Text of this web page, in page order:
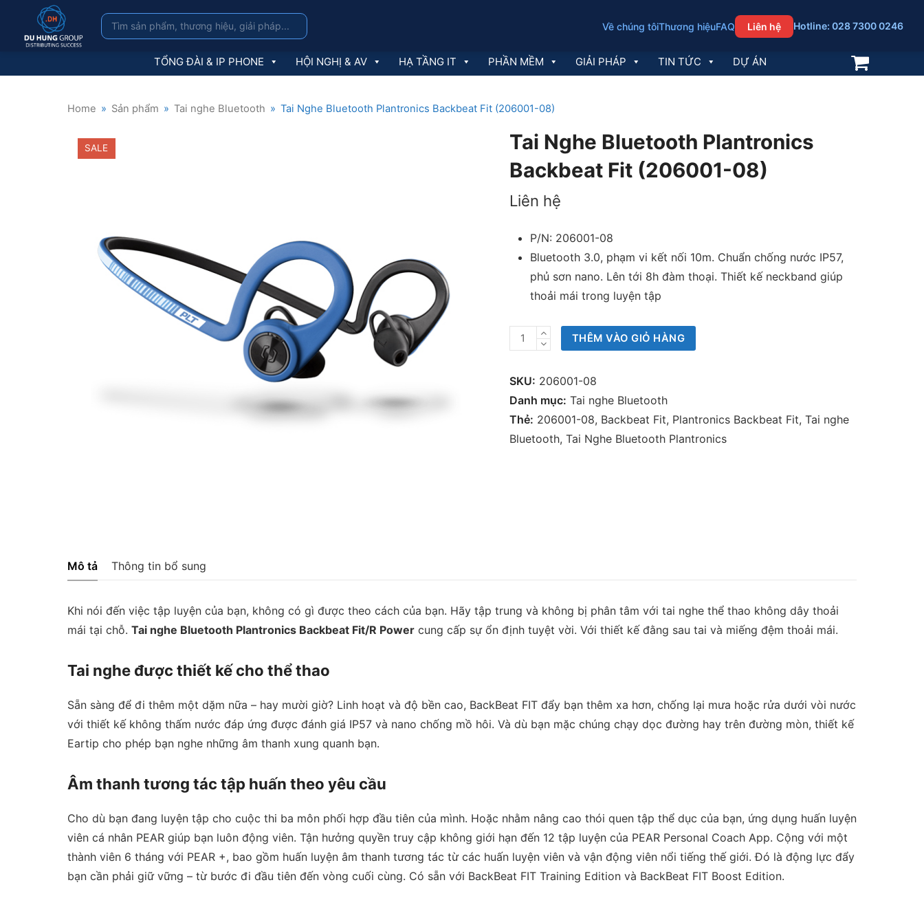
Về chúng tôiThương hiệuFAQ Liên hệ Hotline: 028 7300 0246
TỔNG ĐÀI & IP PHONE HỘI NGHỊ & AV HẠ TẦNG IT PHẦN MỀM GIẢI PHÁP TIN TỨC DỰ ÁN
Home » Sản phẩm » Tai nghe Bluetooth » Tai Nghe Bluetooth Plantronics Backbeat Fit (206001-08)
SALE
Tai Nghe Bluetooth Plantronics
Backbeat Fit (206001-08)
Liên hệ
P/N: 206001-08
Bluetooth 3.0, phạm vi kết nối 10m. Chuẩn chống nước IP57,
phủ sơn nano. Lên tới 8h đàm thoại. Thiết kế neckband giúp
thoải mái trong luyện tập
Tai
Nghe
Bluetooth
Plantronics
Backbeat
Fit
THÊM VÀO GIỎ HÀNG
SKU: 206001-08
Danh mục: Tai nghe Bluetooth
Thẻ: 206001-08, Backbeat Fit, Plantronics Backbeat Fit, Tai nghe
Bluetooth, Tai Nghe Bluetooth Plantronics
Mô tả Thông tin bổ sung
Khi nói đến việc tập luyện của bạn, không có gì được theo cách của bạn. Hãy tập trung và không bị phân tâm với tai nghe thể thao không dây thoải
mái tại chỗ. Tai nghe Bluetooth Plantronics Backbeat Fit/R Power cung cấp sự ổn định tuyệt vời. Với thiết kế đằng sau tai và miếng đệm thoải mái.
Tai nghe được thiết kế cho thể thao
Sẵn sàng để đi thêm một dặm nữa – hay mười giờ? Linh hoạt và độ bền cao, BackBeat FIT đẩy bạn thêm xa hơn, chống lại mưa hoặc rửa dưới vòi nước
với thiết kế không thấm nước đáp ứng được đánh giá IP57 và nano chống mồ hôi. Và dù bạn mặc chúng chạy dọc đường hay trên đường mòn, thiết kế
Eartip cho phép bạn nghe những âm thanh xung quanh bạn.
Âm thanh tương tác tập huấn theo yêu cầu
Cho dù bạn đang luyện tập cho cuộc thi ba môn phối hợp đầu tiên của mình. Hoặc nhằm nâng cao thói quen tập thể dục của bạn, ứng dụng huấn luyện
viên cá nhân PEAR giúp bạn luôn động viên. Tận hưởng quyền truy cập không giới hạn đến 12 tập luyện của PEAR Personal Coach App. Cộng với một
thành viên 6 tháng với PEAR +, bao gồm huấn luyện âm thanh tương tác từ các huấn luyện viên và vận động viên nổi tiếng thế giới. Đó là động lực đẩy
bạn cần phải giữ vững – từ bước đi đầu tiên đến vòng cuối cùng. Có sẵn với BackBeat FIT Training Edition và BackBeat FIT Boost Edition.